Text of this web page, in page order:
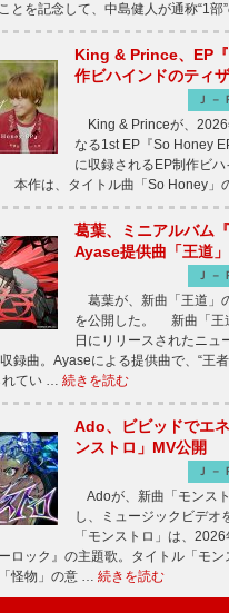
とを記念して、中島健人が通称“1部
King & Prince、EP
作ビハインドのティ
Ｊ－
King & Princeが、2026
なる1st EP『So Honey
に収録されるEP制作ビ
本作は、タイトル曲「So Honey」
葛葉、ミニアルバム
Ayase提供曲「王道
Ｊ－
葛葉が、新曲「王道」
を公開した。 新曲「王
日にリリースされたニュ
録曲。Ayaseによる提供曲で、“王
れてい … 続きを読む
Ado、ビビッドでエ
ンストロ」MV公開
Ｊ－
Adoが、新曲「モンス
し、ミュージックビデ
「モンストロ」は、
ロック』の主題歌。タイトル「モン
怪物」の意 … 続きを読む